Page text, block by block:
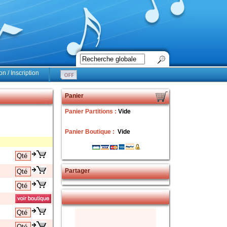
/ Inscription
Panier
Panier Partitions : Vide
Panier Boutique : Vide
Partager